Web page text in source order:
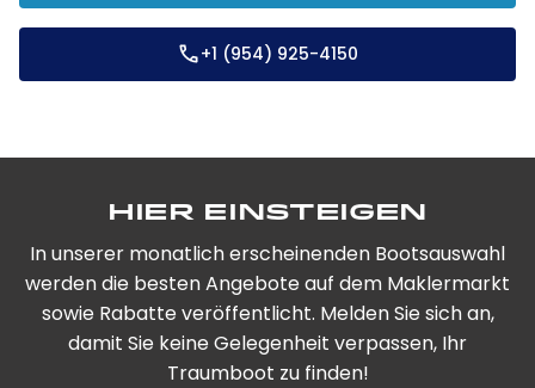
+1 (954) 925-4150
Hier einsteigen
In unserer monatlich erscheinenden Bootsauswahl
werden die besten Angebote auf dem Maklermarkt
sowie Rabatte veröffentlicht. Melden Sie sich an,
damit Sie keine Gelegenheit verpassen, Ihr
Traumboot zu finden!